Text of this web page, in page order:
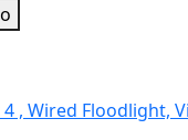
, Wired Floodlight,